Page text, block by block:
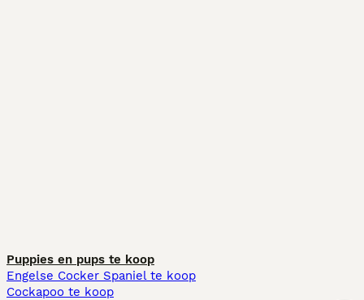
Puppies en pups te koop
Engelse Cocker Spaniel te koop
Cockapoo te koop